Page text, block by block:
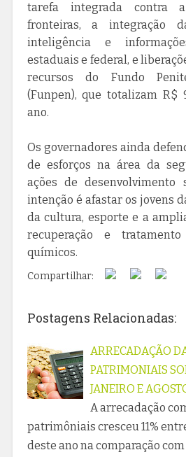
tarefa integrada contra
fronteiras, a integração
inteligência e
estaduais e federal, e
recursos do Fundo
(Funpen), que totalizam R$
ano.
Os governadores ainda
de esforços na área da
ações de desenvolvimento
intenção é afastar os jovens
da cultura, esporte e a
recuperação e
químicos.
Compartilhar:
Postagens Relacionadas:
ARRECADAÇÃO
PATRIMONIAIS
JANEIRO E
A arrecadação
patrimôniais cresceu 11%
deste ano na comparação